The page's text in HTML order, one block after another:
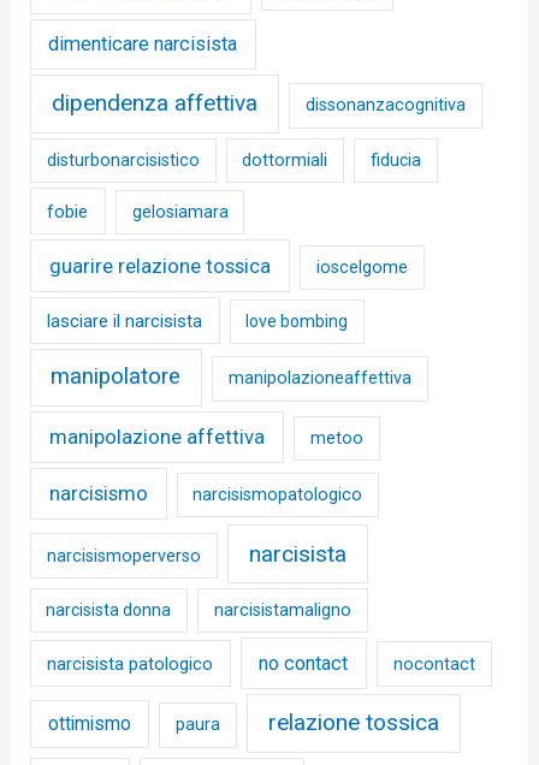
dimenticare narcisista
dipendenza affettiva dissonanzacognitiva
disturbonarcisistico dottormiali fiducia
fobie gelosiamara
guarire relazione tossica ioscelgome
lasciare il narcisista love bombing
manipolatore manipolazioneaffettiva
manipolazione affettiva metoo
narcisismo narcisismopatologico
narcisismoperverso narcisista
narcisista donna narcisistamaligno
narcisista patologico no contact nocontact
ottimismo paura relazione tossica